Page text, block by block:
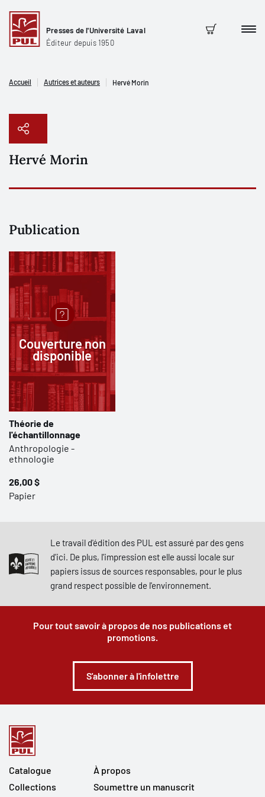
Presses de l'Université Laval
Éditeur depuis 1950
Panier
Accueil Autrices et auteurs Hervé Morin
Hervé Morin
Publication
Couverture non
disponible
Théorie de
l'échantillonnage
Anthropologie -
ethnologie
26,00 $
Papier
Le travail d'édition des PUL est assuré par des gens
d'ici. De plus, l'impression est elle aussi locale sur
papiers issus de sources responsables, pour le plus
grand respect possible de l'environnement.
Pour tout savoir à propos de nos publications et
promotions.
S'abonner à l'infolettre
Catalogue
Collections
À propos
Soumettre un manuscrit